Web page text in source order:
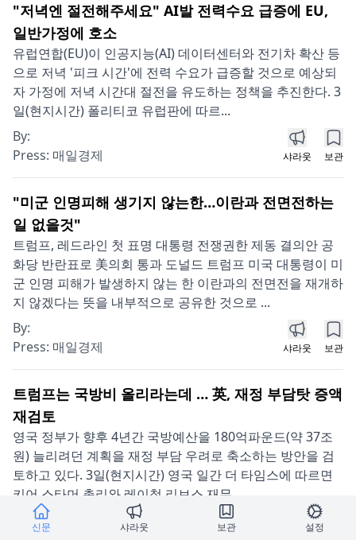
"저녁엔 절전해주세요" AI발 전력수요 급증에 EU,
일반가정에 호소
유럽연합(EU)이 인공지능(AI) 데이터센터와 전기차 확산 등
으로 저녁 '피크 시간'에 전력 수요가 급증할 것으로 예상되
자 가정에 저녁 시간대 절전을 유도하는 정책을 추진한다. 3
일(현지시간) 폴리티코 유럽판에 따르...
By:
Press: 매일경제 샤라웃 보관
"미군 인명피해 생기지 않는한…이란과 전면전하는
일 없을것"
트럼프, 레드라인 첫 표명 대통령 전쟁권한 제동 결의안 공
화당 반란표로 美의회 통과 도널드 트럼프 미국 대통령이 미
군 인명 피해가 발생하지 않는 한 이란과의 전면전을 재개하
지 않겠다는 뜻을 내부적으로 공유한 것으로 ...
By:
Press: 매일경제 샤라웃 보관
트럼프는 국방비 올리라는데 … 英, 재정 부담탓 증액
재검토
영국 정부가 향후 4년간 국방예산을 180억파운드(약 37조
원) 늘리려던 계획을 재정 부담 우려로 축소하는 방안을 검
토하고 있다. 3일(현지시간) 영국 일간 더 타임스에 따르면
키어 스타머 총리와 레이철 리브스 재무...
신문 샤라웃 보관 설정